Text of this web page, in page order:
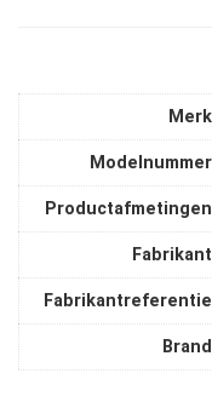
Merk
Modelnummer
Productafmetingen
Fabrikant
Fabrikantreferentie
Brand